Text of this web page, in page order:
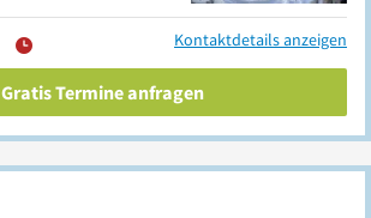
Kontaktdetails anzeigen
Gratis Termine anfragen